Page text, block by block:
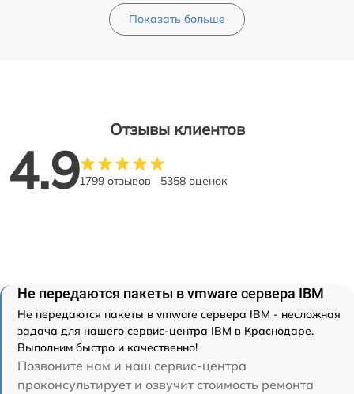
Показать больше
Отзывы клиентов
4.91799 отзывов 5358 оценок
Не передаются пакеты в vmware сервера IBM
Не передаются пакеты в vmware сервера IBM - несложная
задача для нашего сервис-центра IBM в Краснодаре.
Выполним быстро и качественно!
Позвоните нам и наш сервис-центра
проконсультирует и озвучит стоимость ремонта